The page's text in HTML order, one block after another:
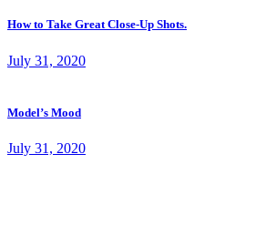
How to Take Great Close-Up Shots.
July 31, 2020
Model’s Mood
July 31, 2020